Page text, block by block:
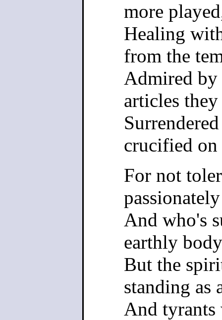
more
Healing
from the
Admired
articles
crucified
For not
And who's
earthly
But the
standing
And